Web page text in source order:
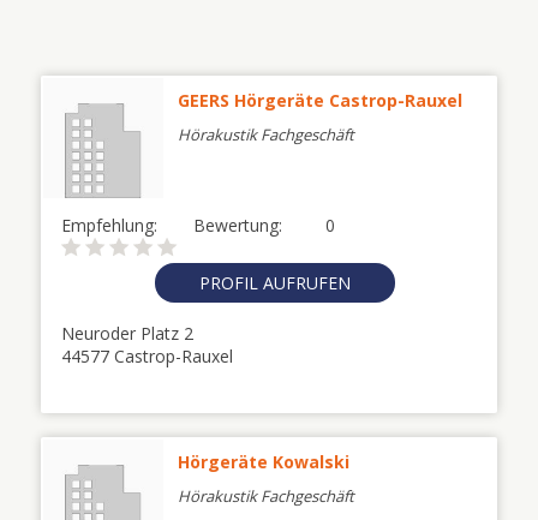
GEERS Hörgeräte Castrop-Rauxel
Hörakustik Fachgeschäft
Empfehlung: 0
Bewertung:
PROFIL AUFRUFEN
Neuroder Platz 2
44577 Castrop-Rauxel
Hörgeräte Kowalski
Hörakustik Fachgeschäft